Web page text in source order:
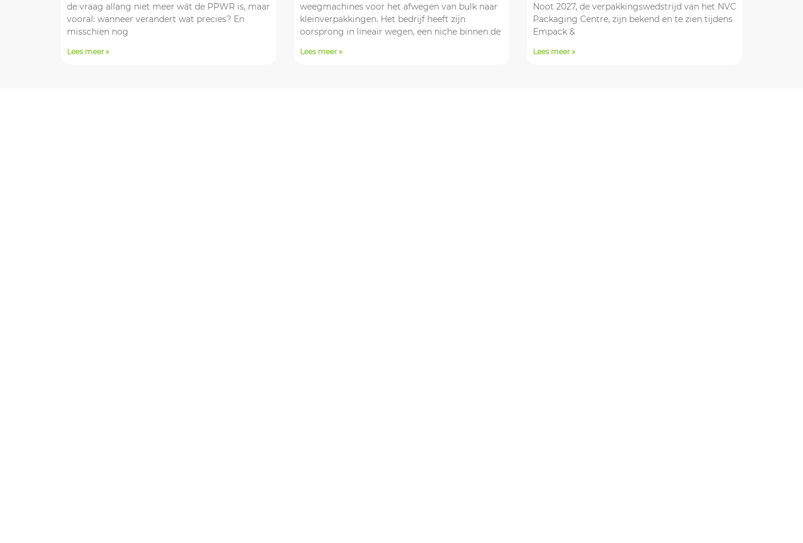
de vraag allang niet meer wát de PPWR is, maar
vooral: wanneer verandert wat precies? En
misschien nog
Lees meer »
weegmachines voor het afwegen van bulk naar
kleinverpakkingen. Het bedrijf heeft zijn
oorsprong in lineair wegen, een niche binnen de
Lees meer »
Noot 2027, de verpakkingswedstrijd van het NVC
Packaging Centre, zijn bekend en te zien tijdens
Empack &
Lees meer »